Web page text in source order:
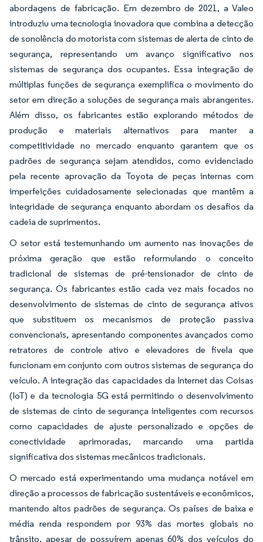
abordagens de fabricação. Em dezembro de 2021, a Valeo
introduziu uma tecnologia inovadora que combina a detecção
de sonolência do motorista com sistemas de alerta de cinto de
segurança, representando um avanço significativo nos
sistemas de segurança dos ocupantes. Essa integração de
múltiplas funções de segurança exemplifica o movimento do
setor em direção a soluções de segurança mais abrangentes.
Além disso, os fabricantes estão explorando métodos de
produção e materiais alternativos para manter a
competitividade no mercado enquanto garantem que os
padrões de segurança sejam atendidos, como evidenciado
pela recente aprovação da Toyota de peças internas com
imperfeições cuidadosamente selecionadas que mantêm a
integridade de segurança enquanto abordam os desafios da
cadeia de suprimentos.
O setor está testemunhando um aumento nas inovações de
próxima geração que estão reformulando o conceito
tradicional de sistemas de pré-tensionador de cinto de
segurança. Os fabricantes estão cada vez mais focados no
desenvolvimento de sistemas de cinto de segurança ativos
que substituem os mecanismos de proteção passiva
convencionais, apresentando componentes avançados como
retratores de controle ativo e elevadores de fivela que
funcionam em conjunto com outros sistemas de segurança do
veículo. A integração das capacidades da Internet das Coisas
(IoT) e da tecnologia 5G está permitindo o desenvolvimento
de sistemas de cinto de segurança inteligentes com recursos
como capacidades de ajuste personalizado e opções de
conectividade aprimoradas, marcando uma partida
significativa dos sistemas mecânicos tradicionais.
O mercado está experimentando uma mudança notável em
direção a processos de fabricação sustentáveis e econômicos,
mantendo altos padrões de segurança. Os países de baixa e
média renda respondem por 93% das mortes globais no
trânsito, apesar de possuírem apenas 60% dos veículos do